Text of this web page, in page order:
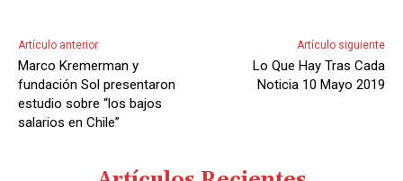
Artículo anterior
Marco Kremerman y
fundación Sol presentaron
estudio sobre “los bajos
salarios en Chile”
Artículo siguiente
Lo Que Hay Tras Cada
Noticia 10 Mayo 2019